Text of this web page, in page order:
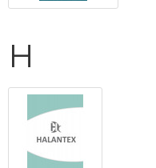
H